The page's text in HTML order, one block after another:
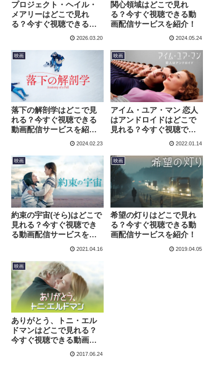
プロジェクト・ヘイル・
メアリーはどこで見れ
る？今すぐ視聴できる動
画配信サービスを紹介！
2026.03.20
関心領域はどこで見れ
る？今すぐ視聴できる動
画配信サービスを紹介！
2024.05.24
映画
落下の解剖学はどこで見
れる？今すぐ視聴できる
動画配信サービスを紹
2024.02.23
映画
アイム・ユア・マン 恋人
はアンドロイドはどこで
見れる？今すぐ視聴でき
る動画配信サービスを紹
2022.01.14
映画
約束の宇宙(そら)はどこで
見れる？今すぐ視聴でき
る動画配信サービスを紹
2021.04.16
映画
希望の灯りはどこで見れ
る？今すぐ視聴できる動
画配信サービスを紹介！
2019.04.05
映画
ありがとう、トニ・エル
ドマンはどこで見れる？
今すぐ視聴できる動画配
信サービスを紹介！
2017.06.24